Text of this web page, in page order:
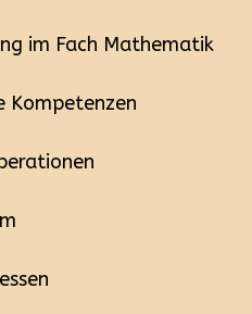
im Fach Mathematik
Kompetenzen